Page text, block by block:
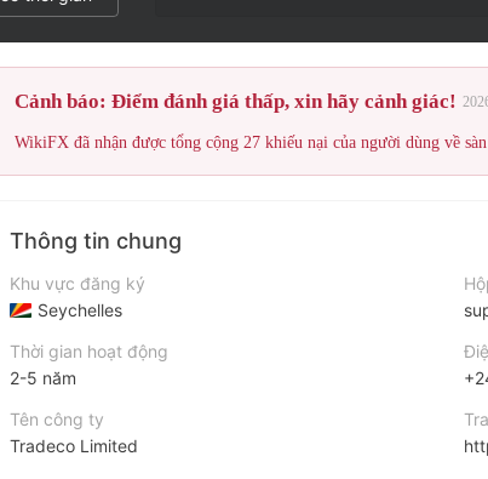
Cảnh báo: Điểm đánh giá thấp, xin hãy cảnh giác!
Thông tin chung
Khu vực đăng ký
Seychelles
Thời gian hoạt động
2-5 năm
Tên công ty
Tradeco Limited